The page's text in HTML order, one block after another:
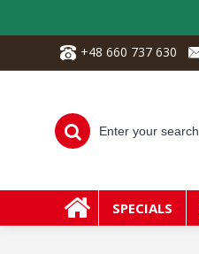
+48 660 737 630
SPECIALS